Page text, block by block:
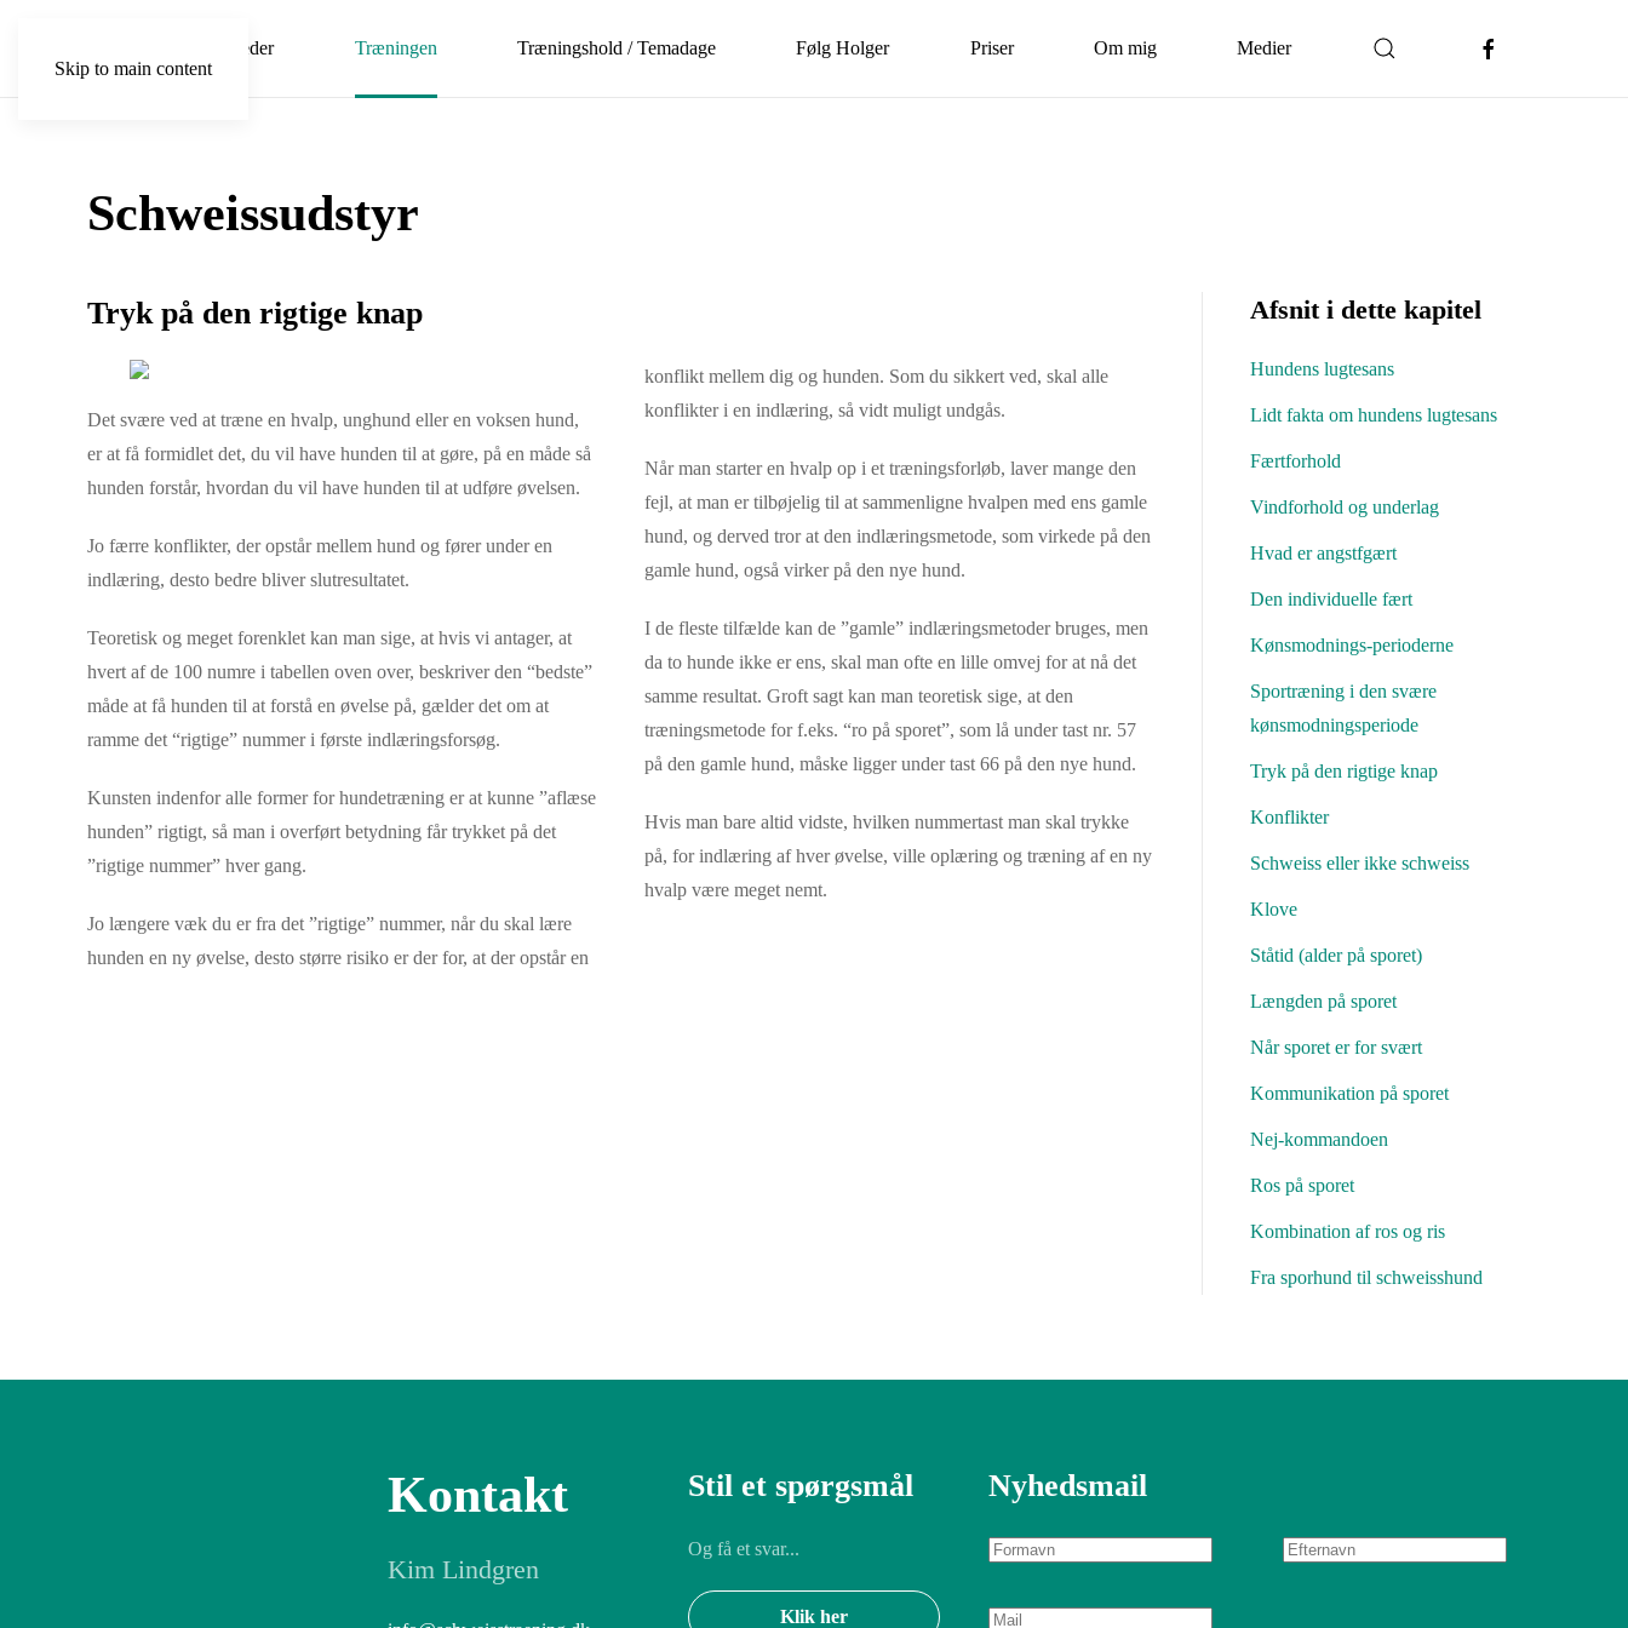
Skip to main content
Nyheder Træningen Træningshold / Temadage Følg Holger Priser Om mig Medier
Schweissudstyr
Tryk på den rigtige knap
Det svære ved at træne en hvalp, unghund eller en voksen hund,
er at få formidlet det, du vil have hunden til at gøre, på en måde så
hunden forstår, hvordan du vil have hunden til at udføre øvelsen.
Jo færre konflikter, der opstår mellem hund og fører under en
indlæring, desto bedre bliver slutresultatet.
Teoretisk og meget forenklet kan man sige, at hvis vi antager, at
hvert af de 100 numre i tabellen oven over, beskriver den “bedste”
måde at få hunden til at forstå en øvelse på, gælder det om at
ramme det “rigtige” nummer i første indlæringsforsøg.
Kunsten indenfor alle former for hundetræning er at kunne ”aflæse
hunden” rigtigt, så man i overført betydning får trykket på det
”rigtige nummer” hver gang.
Jo længere væk du er fra det ”rigtige” nummer, når du skal lære
hunden en ny øvelse, desto større risiko er der for, at der opstår en
konflikt mellem dig og hunden. Som du sikkert ved, skal alle
konflikter i en indlæring, så vidt muligt undgås.
Når man starter en hvalp op i et træningsforløb, laver mange den
fejl, at man er tilbøjelig til at sammenligne hvalpen med ens gamle
hund, og derved tror at den indlæringsmetode, som virkede på den
gamle hund, også virker på den nye hund.
I de fleste tilfælde kan de ”gamle” indlæringsmetoder bruges, men
da to hunde ikke er ens, skal man ofte en lille omvej for at nå det
samme resultat. Groft sagt kan man teoretisk sige, at den
træningsmetode for f.eks. “ro på sporet”, som lå under tast nr. 57
på den gamle hund, måske ligger under tast 66 på den nye hund.
Hvis man bare altid vidste, hvilken nummertast man skal trykke
på, for indlæring af hver øvelse, ville oplæring og træning af en ny
hvalp være meget nemt.
Afsnit i dette kapitel
Hundens lugtesans
Lidt fakta om hundens lugtesans
Færtforhold
Vindforhold og underlag
Hvad er angstfgært
Den individuelle fært
Kønsmodnings-perioderne
Sportræning i den svære
kønsmodningsperiode
Tryk på den rigtige knap
Konflikter
Schweiss eller ikke schweiss
Klove
Ståtid (alder på sporet)
Længden på sporet
Når sporet er for svært
Kommunikation på sporet
Nej-kommandoen
Ros på sporet
Kombination af ros og ris
Fra sporhund til schweisshund
Kontakt
Kim Lindgren
Stil et spørgsmål
Og få et svar...
Klik her
Nyhedsmail